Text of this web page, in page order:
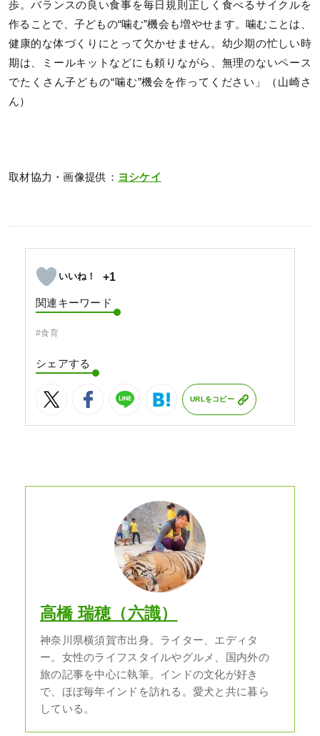
歩。バランスの良い食事を毎日規則正しく食べるサイクルを
作ることで、子どもの“噛む”機会も増やせます。噛むことは、
健康的な体づくりにとって欠かせません。幼少期の忙しい時
期は、ミールキットなどにも頼りながら、無理のないペース
でたくさん子どもの“噛む”機会を作ってください」（山崎さ
ん）
取材協力・画像提供： ヨシケイ
+1
関連キーワード
#食育
シェアする
URLをコピー
高橋 瑞穂（六識）
神奈川県横須賀市出身。ライター、エディタ
ー。女性のライフスタイルやグルメ、国内外の
旅の記事を中心に執筆。インドの文化が好き
で、ほぼ毎年インドを訪れる。愛犬と共に暮ら
している。